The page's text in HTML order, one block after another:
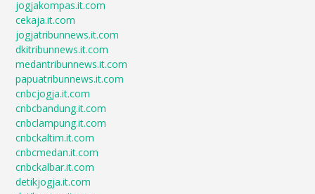
jogjakompas.it.com
cekaja.it.com
jogjatribunnews.it.com
dkitribunnews.it.com
medantribunnews.it.com
papuatribunnews.it.com
cnbcjogja.it.com
cnbcbandung.it.com
cnbclampung.it.com
cnbckaltim.it.com
cnbcmedan.it.com
cnbckalbar.it.com
detikjogja.it.com